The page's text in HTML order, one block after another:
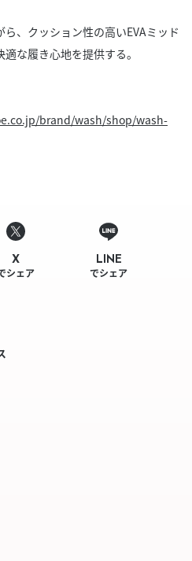
、クッション性の高いEVAミッド
な履き心地を提供する。
brand/wash/shop/wash-
X
シェア
LINE
でシェア